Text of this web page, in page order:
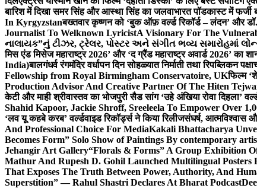
बारिश में दिखा समर सिंह और आस्था सिंह का जलवाभारत पॉडकास्ट में फर्जी
In Kyrgyzstanबख्तवार कृष्णन को ‘बुक ऑफ़ वर्ल्ड रिकॉर्ड – लंदन’ और
Journalist To Welknown LyricistA Visionary For The
નાલાયક”નું ટીઝર, ટ્રેલર, પોસ્ટર અને સંગીત ભવ્ય સમારોહમાં
मिस एंड मिसेज महाराष्ट्र 2026’ और ‘द ग्रैंड महाराष्ट्र अवार्ड 2026’ का
India)बालगंधर्व रंगमंदिर वर्धापन दिन सोहळ्यात निर्माती तथा रिपब्लिकन
Fellowship from Royal Birmingham Conservatoire, UKफिल्म
Production Advisor And Creative Partner Of The Hiten
केटी और माही श्रीवास्तव का भोजपुरी सैड सांग ‘उहे अंखिया रोवा दिहला’
Shahid Kapoor, Jackie Shroff, Sreeleela To Empower Over
‘लव यू कहबे करब’ वर्ल्डवाइड रिकॉर्ड्स ने किया रिलीजसंघर्ष, आत्मविश्वास
And Professional Choice For MediaKakali Bhattacharya
Becomes Form” Solo Show of Paintings By contemporary
Jehangir Art Gallery“Florals & Forms” A Group Exhibition
Mathur And Rupesh D. Gohil Launched Multilingual Posters
That Exposes The Truth Between Power, Authority, And
Superstition” — Rahul Shastri Declares At Bharat Podcast